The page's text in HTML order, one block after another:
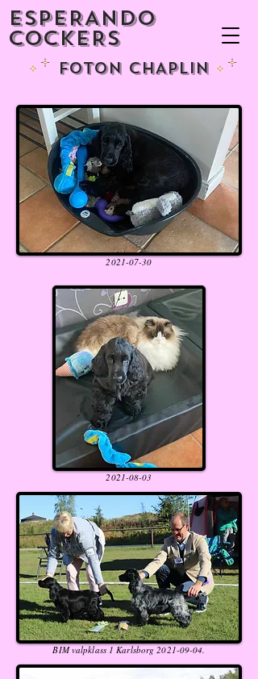
ESPERANDO
COCKERS
FOTON CHAPLIN
2021-07-30
2021-08-03
BIM valpklass 1 Karlsborg2021-09-04.